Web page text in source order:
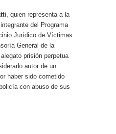
, quien representa a la
del Programa
Jurídico de Víctimas
General de la
prisión perpetua
autor de un
haber sido cometido
con abuso de sus